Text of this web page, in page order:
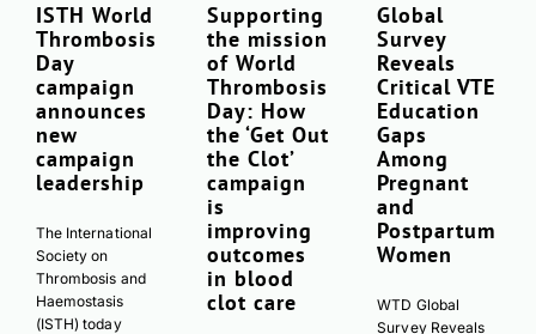
ISTH World
Thrombosis
Day
campaign
announces
new
campaign
leadership
The International
Society on
Thrombosis and
Haemostasis
(ISTH) today
Supporting
the mission
of World
Thrombosis
Day: How
the ‘Get Out
the Clot’
campaign
is
improving
outcomes
in blood
clot care
Global
Survey
Reveals
Critical VTE
Education
Gaps
Among
Pregnant
and
Postpartum
Women
WTD Global
Survey Reveals